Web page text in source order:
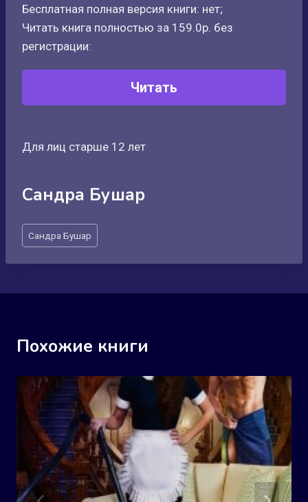
Бесплатная полная версия книги: нет;
Читать книга полностью за 159.0р. без
регистрации:
Читать
Для лиц старше 12 лет
Сандра Бушар
Метки
записи:
Сандра Бушар
Похожие книги